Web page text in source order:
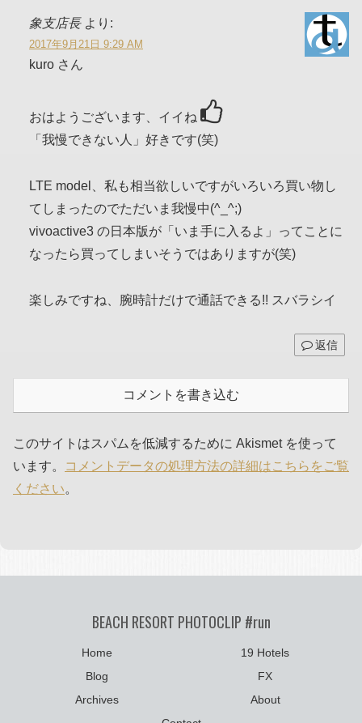
象支店長 より:
2017年9月21日 9:29 AM
kuro さん
おはようございます、イイね
「我慢できない人」好きです(笑)
LTE model、私も相当欲しいですがいろいろ買い物し
てしまったのでただいま我慢中(^_^;)
vivoactive3 の日本版が「いま手に入るよ」ってことに
なったら買ってしまいそうではありますが(笑)
楽しみですね、腕時計だけで通話できる!! スバラシイ
返信
コメントを書き込む
このサイトはスパムを低減するために Akismet を使って
います。
コメントデータの処理方法の詳細はこちらをご覧
ください。
BEACH RESORT PHOTOCLIP #run
Home
19 Hotels
Blog
FX
Archives
About